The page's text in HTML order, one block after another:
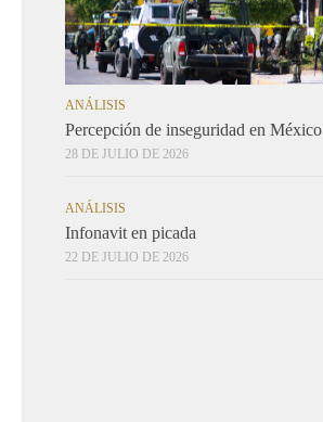
ANÁLISIS
Percepción de inseguridad en México
28 DE JULIO DE 2026
ANÁLISIS
Infonavit en picada
22 DE JULIO DE 2026